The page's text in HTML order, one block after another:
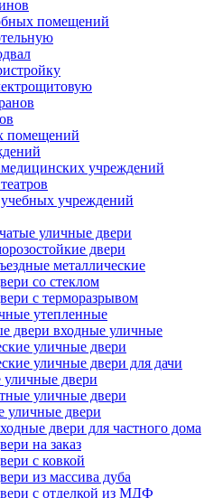
помещений
помещений
учреждений
учреждений
уличные двери
двери
металлические
со стеклом
с терморазрывом
утепленные
двери входные уличные
уличные двери
уличные двери для дачи
уличные двери
уличные двери
уличные двери
двери для частного дома
на заказ
с ковкой
из массива дуба
с отделкой из МДФ